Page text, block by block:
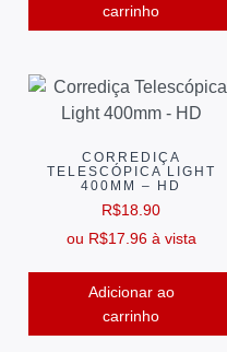
carrinho
CORREDIÇA
TELESCÓPICA LIGHT
400MM – HD
R$18.90
ou R$17.96 à vista
Adicionar ao
carrinho